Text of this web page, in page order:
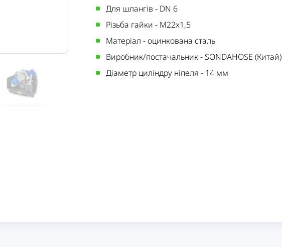
Для шлангів - DN 6
Різьба гайки - М22х1,5
Матеріал -оцинкована сталь
Виробник/постачальник- SONDAHOSE (Китай)
Діаметр циліндру ніпеля - 14 мм